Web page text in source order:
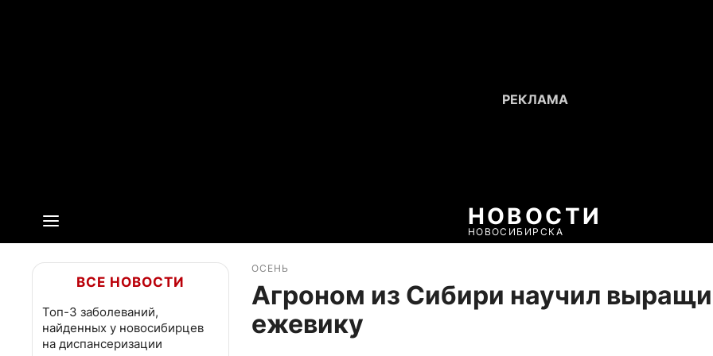
НОВОСТИ
НОВОСИБИРСКА
ВСЕ НОВОСТИ
Топ-3 заболеваний,
найденных у новосибирцев
на диспансеризации
ОСЕНЬ
Агроном из Сибири научил
ежевику